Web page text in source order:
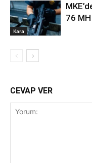
Kara
76
CEVAP VER